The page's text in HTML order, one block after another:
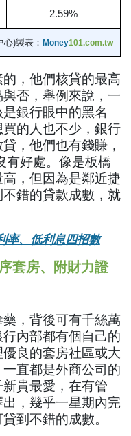
2.59%
)製表： Money101.com.tw
，他們核貸的最高
否，舉例來說，一
銀行眼中的黑名
的人也不少，銀行
，他們也有錢賺，
有好處。像是板橋
高，但因為是鄰近捷
錯的貸款成數，就
率、低利息四招數
套房、附財力證
，背後可有千絲萬
內部都有個自己的
良的套房社區或大
直都是外商公司的
貴最愛，在有管
，幾乎一星期內完
到不錯的成數。